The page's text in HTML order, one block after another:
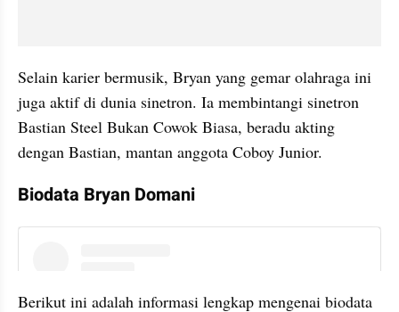
Selain karier bermusik, Bryan yang gemar olahraga ini
juga aktif di dunia sinetron. Ia membintangi sinetron
Bastian Steel Bukan Cowok Biasa, beradu akting
dengan Bastian, mantan anggota Coboy Junior.
Biodata Bryan Domani
Berikut ini adalah informasi lengkap mengenai biodata